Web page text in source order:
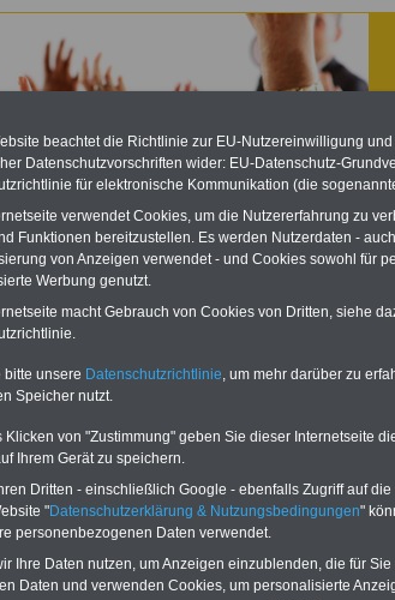
Einkünfte
A B C D E F G H I
J
K
L
wir ein umfangsreiches Lexikon zum
wir"Prägende Einkünfte ".
Frauen im öffentlichen Dienst für nur
Euro
beachtet die Richtlinie zur EU-Nutzereinwilligung
Datenschutzvorschriften wider: EU-Datenschutz-
für elektronische Kommunikation (die
verwendet Cookies, um die Nutzererfahrung zu
Funktionen bereitzustellen. Es werden Nutzerdaten -
von Anzeigen verwendet - und Cookies sowohl für
Werbung genutzt.
macht Gebrauch von Cookies von Dritten, siehe
bitte unsere Datenschutzrichtlinie, um mehr darüber zu
Speicher nutzt.
Klicken von "Zustimmung" geben Sie dieser Internetseite
Ihrem Gerät zu speichern.
Dritten - einschließlich Google - ebenfalls Zugriff auf
"Datenschutzerklärung & Nutzungsbedingungen"
personenbezogenen Daten verwendet.
Ihre Daten nutzen, um Anzeigen einzublenden, die für
Daten und verwenden Cookies, um personalisierte